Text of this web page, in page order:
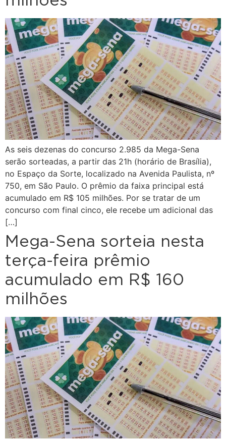
As seis dezenas do concurso 2.985 da Mega-Sena
serão sorteadas, a partir das 21h (horário de Brasília),
no Espaço da Sorte, localizado na Avenida Paulista, nº
750, em São Paulo. O prêmio da faixa principal está
acumulado em R$ 105 milhões. Por se tratar de um
concurso com final cinco, ele recebe um adicional das
[…]
Mega-Sena sorteia nesta
terça-feira prêmio
acumulado em R$ 160
milhões